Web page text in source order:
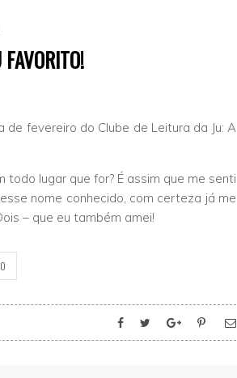
fevereiro do Clube de Leitura da Ju: A
lugar que for? É assim que me senti
nome conhecido, com certeza já me
– que eu também amei!